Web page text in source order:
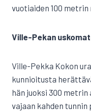
vuotiaiden 100 metrin
Ville-Pekan
Ville-Pekka Kokon
kunnioitusta
hän juoksi 300
vajaan kahden